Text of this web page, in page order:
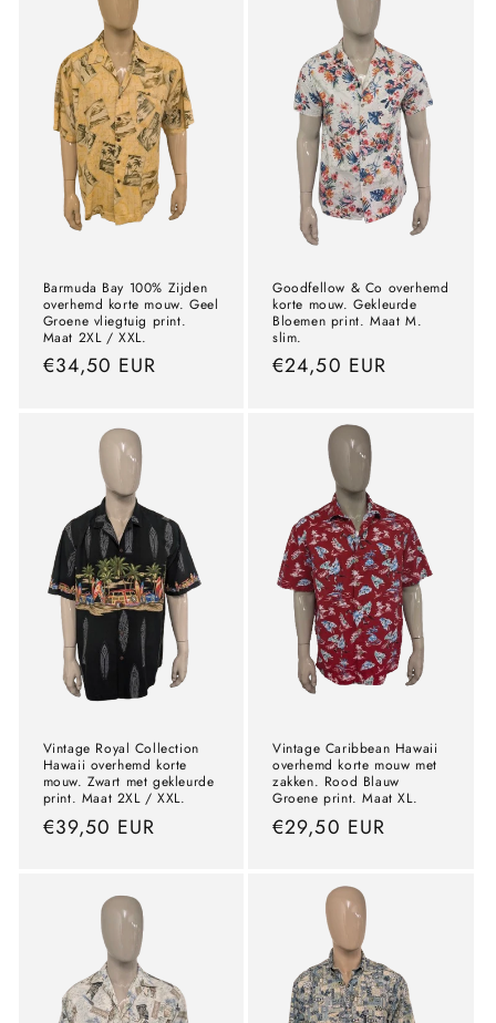
Barmuda Bay 100% Zijden
overhemd korte mouw. Geel
Groene vliegtuig print.
Maat 2XL / XXL.
precio
€34,50 EUR
Goodfellow & Co overhemd
korte mouw. Gekleurde
Bloemen print. Maat M.
slim.
precio
€24,50 EUR
Vintage Royal Collection
Hawaii overhemd korte
mouw. Zwart met gekleurde
print. Maat 2XL / XXL.
precio
€39,50 EUR
Vintage Caribbean Hawaii
overhemd korte mouw met
zakken. Rood Blauw
Groene print. Maat XL.
precio
€29,50 EUR